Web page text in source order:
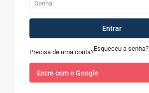
Entrar
Precisa de uma conta?Esqueceu a senha?
Entre com o Google